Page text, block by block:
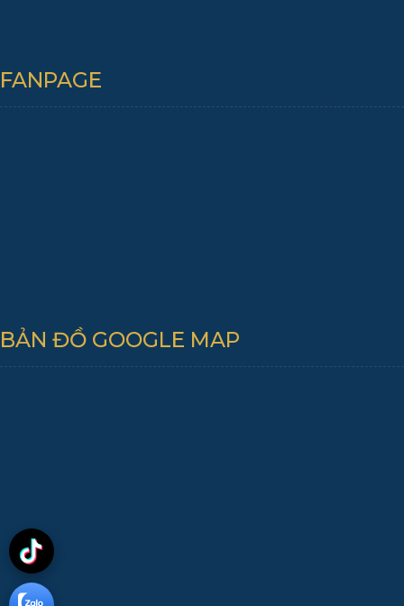
FANPAGE
BẢN ĐỒ GOOGLE MAP